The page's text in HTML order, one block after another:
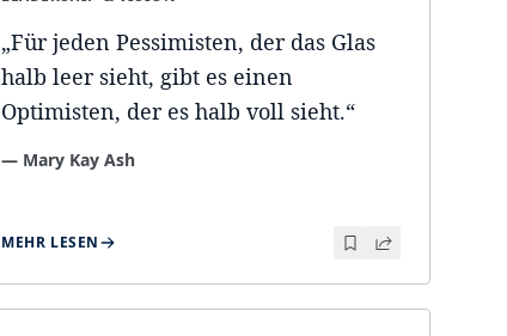
„Für jeden Pessimisten, der das Glas
halb leer sieht, gibt es einen
Optimisten, der es halb voll sieht.“
— Mary Kay Ash
MEHR LESEN